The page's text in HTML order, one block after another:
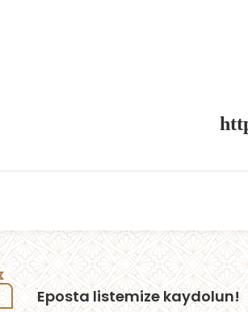
Eposta listemize kaydolun!